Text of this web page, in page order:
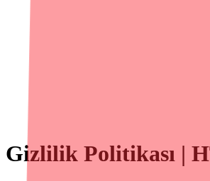
Gizlilik Politikası |